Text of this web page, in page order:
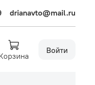
drianavto@mail.ru
Войти